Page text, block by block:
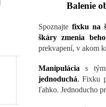
Balenie
Spoznajte fixku na
škáry zmenia
prekvapení, v akom
Manipulácias
jednoduchá. Fixku
ľahko. Jednoducho